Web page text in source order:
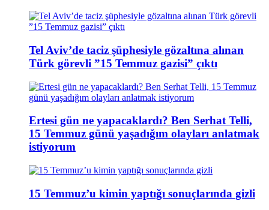
Tel Aviv’de taciz şüphesiyle gözaltına alınan
Türk görevli ”15 Temmuz gazisi” çıktı
Ertesi gün ne yapacaklardı? Ben Serhat Telli,
15 Temmuz günü yaşadığım olayları anlatmak
istiyorum
15 Temmuz’u kimin yaptığı sonuçlarında gizli